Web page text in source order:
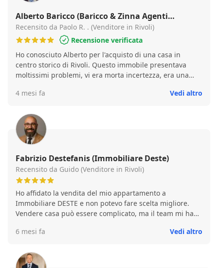
Alberto Baricco (Baricco & Zinna Agenti
Immobiliari)
Recensito da Paolo R. . (Venditore in Rivoli)
Recensione verificata
Ho conosciuto Alberto per l'acquisto di una casa in
centro storico di Rivoli. Questo immobile presentava
moltissimi problemi, vi era morta incertezza, era una
professionalità Alberto è riuscito a traguardare tutti gli
anche l'incarico di vendere il mio appartamento,
anch'esso in centro storico a Rivoli, in 10 giorni ha risolto
la compravendita trovando un ottimo acquirente 💰.
Alberto è stato molto bravo a valutare l'immobile. Mi
hanno stupito, lui e suo papà, per la loro professionalità,
non solo in termini commerciali, ma anche per le loro
competenze tecniche sugli immobili, sono in grado di
pensa solo alla provvigione, hanno un nome da
difendere. Ho mandato dei miei amici da loro, so che
hanno venduto la loro casa a prezzo pieno, mi hanno
fatto fare pure bella figura 😊. Lo consiglio come agente
4 mesi fa Vedi altro
Fabrizio Destefanis (Immobiliare Deste)
Recensito da Guido (Venditore in Rivoli)
Ho affidato la vendita del mio appartamento a
Immobiliare DESTE e non potevo fare scelta migliore.
Vendere casa può essere complicato, ma il team mi ha
Valutazione: Onesta e centrata rispetto al mercato
che ha valorizzato l'immobile. • Risultato: Casa venduta
in meno di un mese al prezzo concordato.
6 mesi fa Vedi altro